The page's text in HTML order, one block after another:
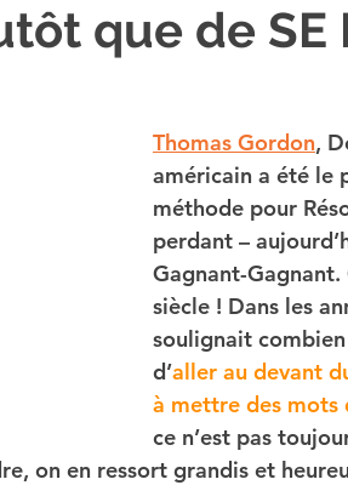
que de SE
Thomas Gordon,
américain a été le
méthode pour
perdant –
Gagnant-Gagnant.
siècle ! Dans les
soulignait
d’aller au devant
à mettre des mots
ce n’est pas
on en ressort grandis et